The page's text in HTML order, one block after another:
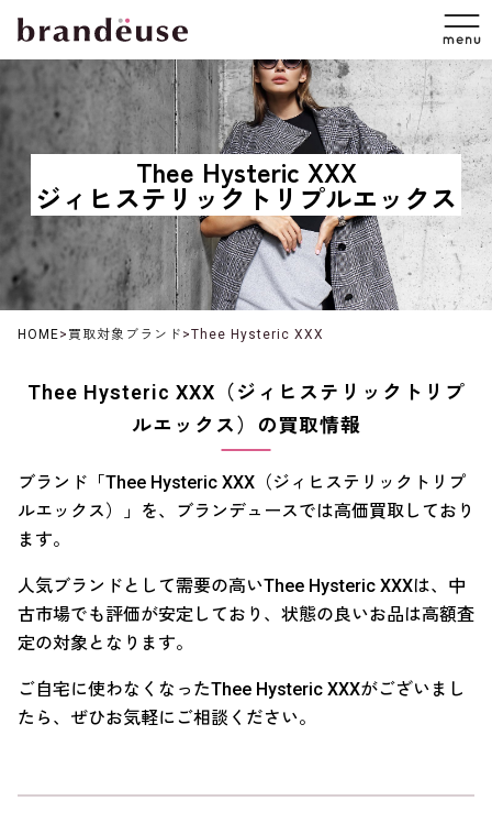
Thee Hysteric XXX
ジィヒステリックトリプルエックス
HOME> 買取対象ブランド >Thee Hysteric XXX
Thee Hysteric XXX（ジィヒステリックトリプ
ルエックス）の買取情報
ブランド「Thee Hysteric XXX（ジィヒステリックトリプ
ルエックス）」を、ブランデュースでは高価買取しており
ます。
人気ブランドとして需要の高いThee Hysteric XXXは、中
古市場でも評価が安定しており、状態の良いお品は高額査
定の対象となります。
ご自宅に使わなくなったThee Hysteric XXXがございまし
たら、ぜひお気軽にご相談ください。